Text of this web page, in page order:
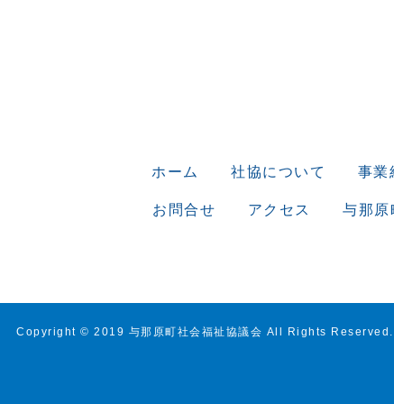
ホーム 社協について 事業
お問合せ アクセス 与那原
Copyright © 2019 与那原町社会福祉協議会 All Rights Reserved.